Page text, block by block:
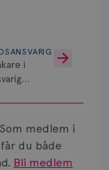
i
medlem i
du både
Bli medlem